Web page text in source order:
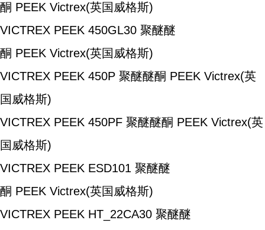
酮 PEEK Victrex(英国威格斯)
VICTREX PEEK 450GL30 聚醚醚
酮 PEEK Victrex(英国威格斯)
VICTREX PEEK 450P 聚醚醚酮 PEEK Victrex(英
国威格斯)
VICTREX PEEK 450PF 聚醚醚酮 PEEK Victrex(英
国威格斯)
VICTREX PEEK ESD101 聚醚醚
酮 PEEK Victrex(英国威格斯)
VICTREX PEEK HT_22CA30 聚醚醚